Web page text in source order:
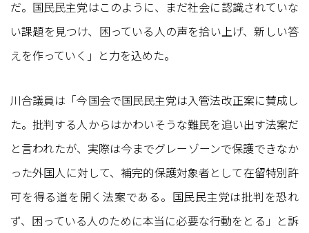
だ。国民民主党はこのように、まだ社会に認識されていな
い課題を見つけ、困っている人の声を拾い上げ、新しい答
えを作っていく」と力を込めた。
川合議員は「今国会で国民民主党は入管法改正案に賛成し
た。批判する人からはかわいそうな難民を追い出す法案だ
と言われたが、実際は今までグレーゾーンで保護できなか
った外国人に対して、補完的保護対象者として在留特別許
可を得る道を開く法案である。国民民主党は批判を恐れ
ず、困っている人のために本当に必要な行動をとる」と訴